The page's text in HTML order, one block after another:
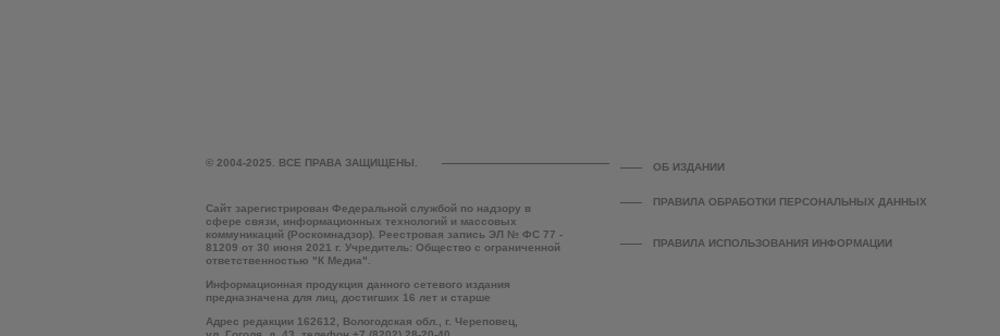
© 2004-2025. ВСЕ ПРАВА ЗАЩИЩЕНЫ.
Сайт зарегистрирован Федеральной службой по надзору в
сфере связи, информационных технологий и массовых
коммуникаций (Роскомнадзор). Реестровая запись ЭЛ № ФС 77 -
81209 от 30 июня 2021 г. Учредитель: Общество с ограниченной
ответственностью "К Медиа".
Информационная продукция данного сетевого издания
предназначена для лиц, достигших 16 лет и старше
Адрес редакции 162612, Вологодская обл., г. Череповец,
ОБ ИЗДАНИИ
ПРАВИЛА ОБРАБОТКИ ПЕРСОНАЛЬНЫХ ДАННЫХ
ПРАВИЛА ИСПОЛЬЗОВАНИЯ ИНФОРМАЦИИ